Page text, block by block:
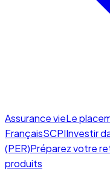
Assurance vieLe
FrançaisSCPIInvestir
(PER)Préparez votre
produits